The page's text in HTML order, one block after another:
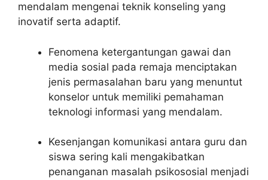
mendalam mengenai teknik konseling yang
inovatif serta adaptif.
Fenomena ketergantungan gawai dan
media sosial pada remaja menciptakan
jenis permasalahan baru yang menuntut
konselor untuk memiliki pemahaman
teknologi informasi yang mendalam.
Kesenjangan komunikasi antara guru dan
siswa sering kali mengakibatkan
penanganan masalah psikososial menjadi